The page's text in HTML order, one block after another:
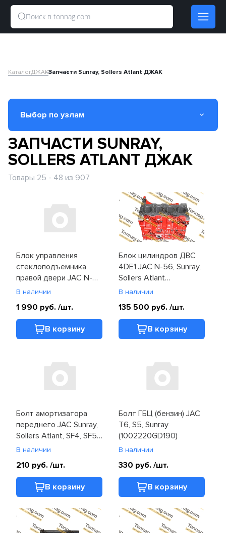
КаталогДЖАКЗапчасти Sunray, Sollers Atlant ДЖАК
Выбор по узлам
Вал карданный
Двигатель
Отопитель и стеклоочиститель
Подвеска
Рулевое управление
Система впуска и выпуска
Тормозная система
Фильтры и ремни
Электрооборудование и
освещение
ЗАПЧАСТИ SUNRAY,
SOLLERS ATLANT ДЖАК
Товары 25 - 48 из 907
Блок управления
стеклоподъемника
правой двери JAC N-
25, N-35, Sunray, Sollers
4A000)
В наличии
1 990 руб. /шт.
В корзину
Блок цилиндров ДВС
4DE1 JAC N-56, Sunray,
Sollers Atlant
(1002101FE010B2)
В наличии
135 500 руб. /шт.
В корзину
Болт амортизатора
переднего JAC Sunray,
Sollers Atlant, SF4, SF5
(Q1401230SF61)
В наличии
210 руб. /шт.
В корзину
Болт ГБЦ (бензин) JAC
T6, S5, Sunray
(1002220GD190)
В наличии
330 руб. /шт.
В корзину